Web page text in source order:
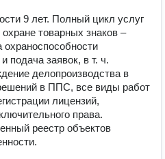
9 лет. Полный цикл услуг
товарных знаков –
охраноспособности
подача заявок, в т. ч.
делопроизводства в
в ППС, все виды работ
лицензий,
права.
реестр объектов